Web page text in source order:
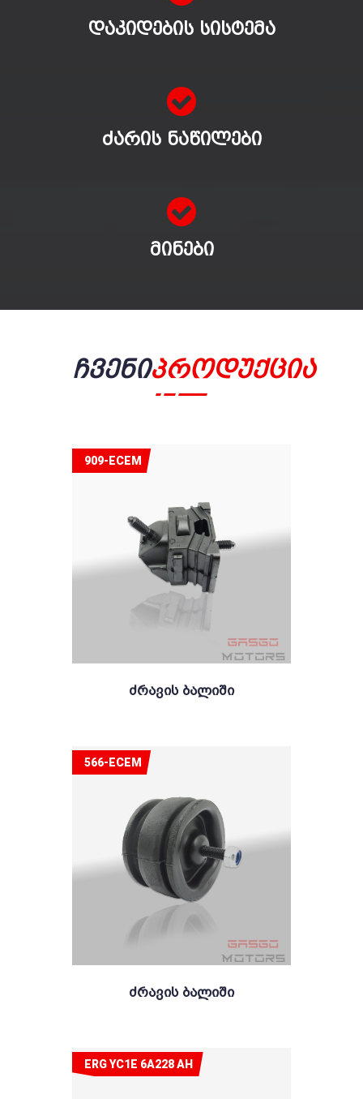
ᲓᲐᲙᲘᲓᲔᲑᲘᲡ ᲡᲘᲡᲢᲔᲛᲐ
ᲫᲐᲠᲘᲡ ᲜᲐᲬᲘᲚᲔᲑᲘ
ᲛᲘᲜᲔᲑᲘ
ᲩვენიᲞროდუქცია
Ძრავის Ბალიში
909-ECEM
Ძრავის Ბალიში
566-ECEM
ERG YC1E 6A228 AH